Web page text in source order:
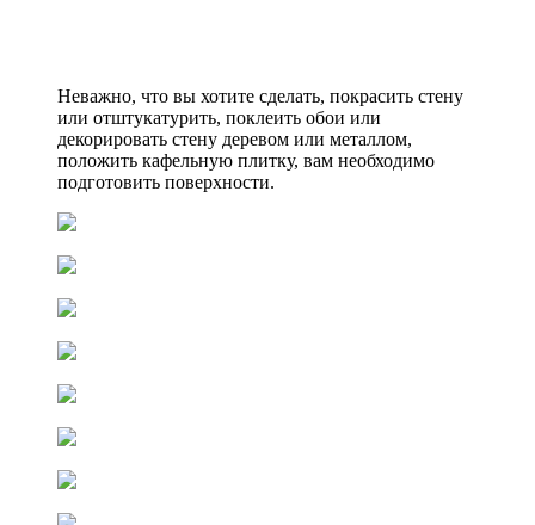
Неважно, что вы хотите сделать, покрасить стену
или отштукатурить, поклеить обои или
декорировать стену деревом или металлом,
положить кафельную плитку, вам необходимо
подготовить поверхности.